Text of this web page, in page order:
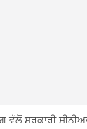
ਵੱਲੋਂ ਸਰਕਾਰੀ